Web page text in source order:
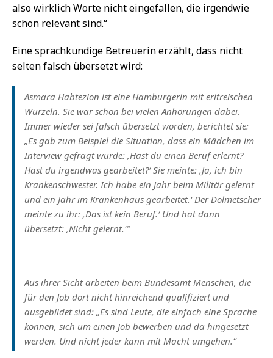
also wirklich Worte nicht eingefallen, die irgendwie
schon relevant sind.“
Eine sprachkundige Betreuerin erzählt, dass nicht
selten falsch übersetzt wird:
Asmara Habtezion ist eine Hamburgerin mit eritreischen
Wurzeln. Sie war schon bei vielen Anhörungen dabei.
Immer wieder sei falsch übersetzt worden, berichtet sie:
„Es gab zum Beispiel die Situation, dass ein Mädchen im
Interview gefragt wurde: ‚Hast du einen Beruf erlernt?
Hast du irgendwas gearbeitet?‘ Sie meinte: ‚Ja, ich bin
Krankenschwester. Ich habe ein Jahr beim Militär gelernt
und ein Jahr im Krankenhaus gearbeitet.‘ Der Dolmetscher
meinte zu ihr: ‚Das ist kein Beruf.‘ Und hat dann
übersetzt: ‚Nicht gelernt.'“
Aus ihrer Sicht arbeiten beim Bundesamt Menschen, die
für den Job dort nicht hinreichend qualifiziert und
ausgebildet sind: „Es sind Leute, die einfach eine Sprache
können, sich um einen Job bewerben und da hingesetzt
werden. Und nicht jeder kann mit Macht umgehen.“